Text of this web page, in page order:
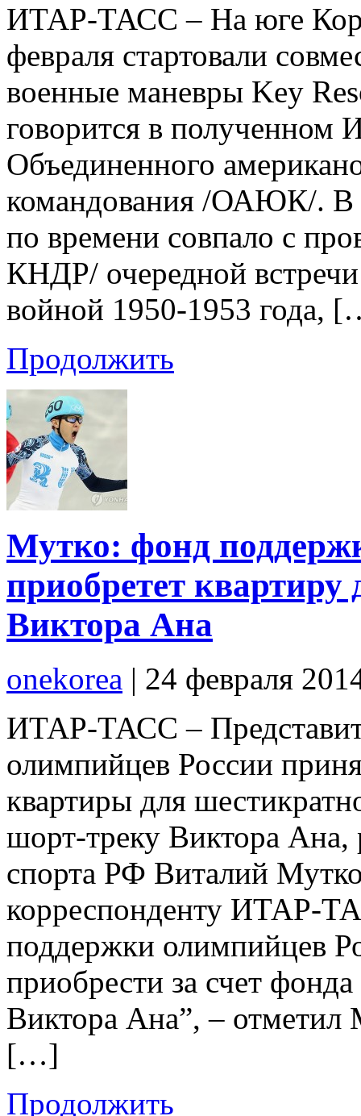
ИТАР-ТАСС – На юге
февраля стартовали
военные маневры Key
говорится в
Объединенного
командования /ОАЮК/. В
по времени совпало с
КНДР/ очередной
войной 1950-1953 года,
Продолжить
Мутко: фонд
приобретет
Виктора Ана
onekorea | 24 февраля
ИТАР-ТАСС –
олимпийцев России
квартиры для
шорт-треку Виктора Ана,
спорта РФ Виталий
корреспонденту ИТАР-
поддержки олимпийцев
приобрести за счет
Виктора Ана”, – отметил
[…]
Продолжить